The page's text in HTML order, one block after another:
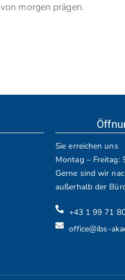
morgen prägen.
Sie erreichen uns
Montag – Freitag:
Gerne sind wir
außerhalb der
+43 1 99 71
office@ibs-